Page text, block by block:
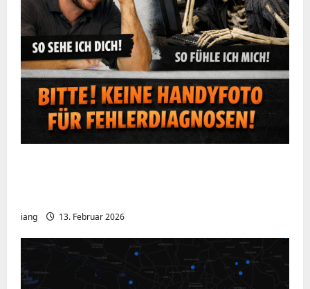
iang 13. Februar 2026